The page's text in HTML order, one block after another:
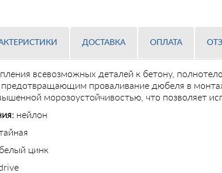
ДОСТАВКА ОПЛАТА
всевозможных деталей к бетону,
проваливание дюбеля в
морозоустойчивостью, что позволяет
белый цинк